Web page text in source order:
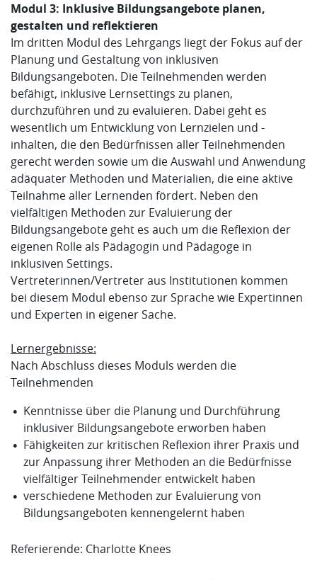
Modul 3: Inklusive Bildungsangebote planen,
gestalten und reflektieren
Im dritten Modul des Lehrgangs liegt der Fokus auf der
Planung und Gestaltung von inklusiven
Bildungsangeboten. Die Teilnehmenden werden
befähigt, inklusive Lernsettings zu planen,
durchzuführen und zu evaluieren. Dabei geht es
wesentlich um Entwicklung von Lernzielen und -
inhalten, die den Bedürfnissen aller Teilnehmenden
gerecht werden sowie um die Auswahl und Anwendung
adäquater Methoden und Materialien, die eine aktive
Teilnahme aller Lernenden fördert. Neben den
vielfältigen Methoden zur Evaluierung der
Bildungsangebote geht es auch um die Reflexion der
eigenen Rolle als Pädagogin und Pädagoge in
inklusiven Settings.
Vertreterinnen/Vertreter aus Institutionen kommen
bei diesem Modul ebenso zur Sprache wie Expertinnen
und Experten in eigener Sache.
Lernergebnisse:
Nach Abschluss dieses Moduls werden die
Teilnehmenden
Kenntnisse über die Planung und Durchführung
inklusiver Bildungsangebote erworben haben
Fähigkeiten zur kritischen Reflexion ihrer Praxis und
zur Anpassung ihrer Methoden an die Bedürfnisse
vielfältiger Teilnehmender entwickelt haben
verschiedene Methoden zur Evaluierung von
Bildungsangeboten kennengelernt haben
Referierende: Charlotte Knees